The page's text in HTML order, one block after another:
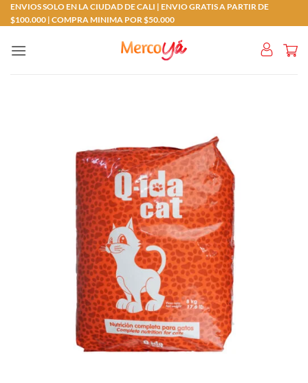
Saltar
al
ENVIOS SOLO EN LA CIUDAD DE CALI | ENVIO GRATIS A PARTIR DE
$100.000 | COMPRA MINIMA POR $50.000